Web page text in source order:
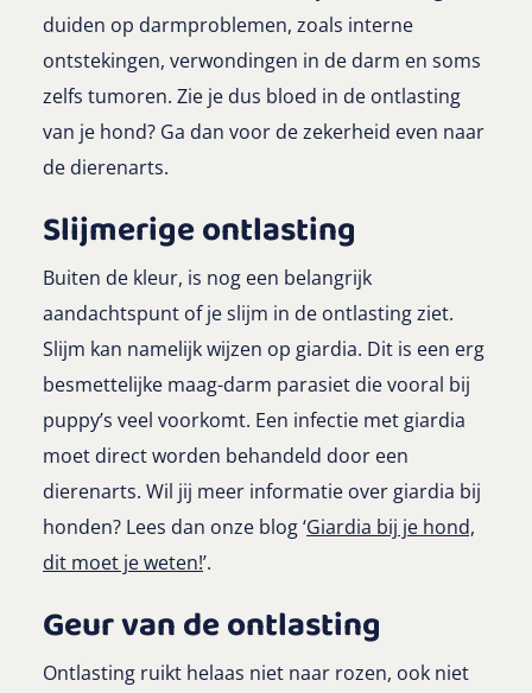
duiden op darmproblemen, zoals interne
ontstekingen, verwondingen in de darm en soms
zelfs tumoren. Zie je dus bloed in de ontlasting
van je hond? Ga dan voor de zekerheid even naar
de dierenarts.
Slijmerige ontlasting
Buiten de kleur, is nog een belangrijk
aandachtspunt of je slijm in de ontlasting ziet.
Slijm kan namelijk wijzen op giardia. Dit is een erg
besmettelijke maag-darm parasiet die vooral bij
puppy’s veel voorkomt. Een infectie met giardia
moet direct worden behandeld door een
dierenarts. Wil jij meer informatie over giardia bij
honden? Lees dan onze blog ‘Giardia bij je hond,
dit moet je weten!’.
Geur van de ontlasting
Ontlasting ruikt helaas niet naar rozen, ook niet